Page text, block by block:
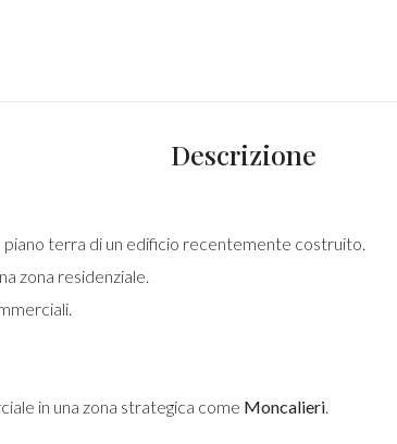
Descrizione
terra di un edificio recentemente costruito.
zona residenziale.
in una zona strategica come Moncalieri.